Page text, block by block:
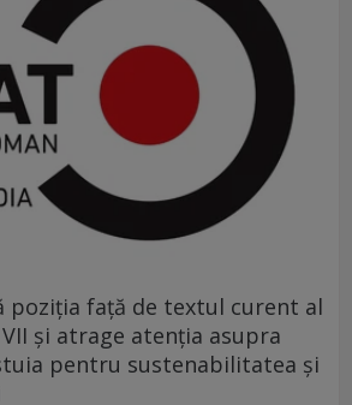
poziția față de textul curent al
și atrage atenția asupra
pentru sustenabilitatea și